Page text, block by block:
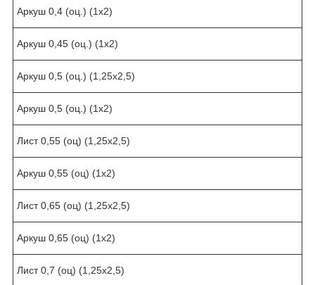
Аркуш 0,4 (оц.) (1х2)
Аркуш 0,45 (оц.) (1х2)
Аркуш 0,5 (оц.) (1,25х2,5)
Аркуш 0,5 (оц.) (1х2)
Лист 0,55 (оц) (1,25х2,5)
Аркуш 0,55 (оц) (1х2)
Лист 0,65 (оц) (1,25х2,5)
Аркуш 0,65 (оц) (1х2)
Лист 0,7 (оц) (1,25х2,5)